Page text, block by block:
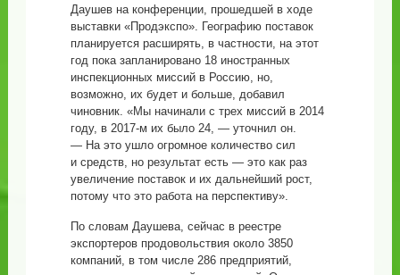
Даушев на конференции, прошедшей в ходе
выставки «Продэкспо». Географию поставок
планируется расширять, в частности, на этот
год пока запланировано 18 иностранных
инспекционных миссий в Россию, но,
возможно, их будет и больше, добавил
чиновник. «Мы начинали с трех миссий в 2014
году, в 2017-м их было 24, — уточнил он.
— На это ушло огромное количество сил
и средств, но результат есть — это как раз
увеличение поставок и их дальнейший рост,
потому что это работа на перспективу».
По словам Даушева, сейчас в реестре
экспортеров продовольствия около 3850
компаний, в том числе 286 предприятий,